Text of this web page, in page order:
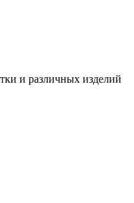
и различных изделий